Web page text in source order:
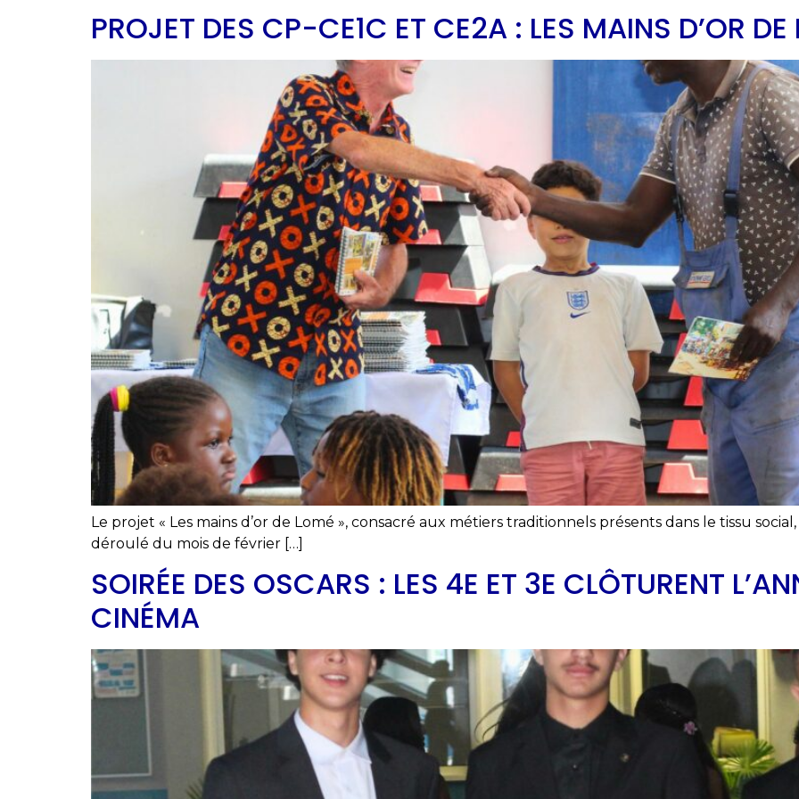
PROJET DES CP-CE1C ET CE2A : LES MAINS D’OR DE
Le projet « Les mains d’or de Lomé », consacré aux métiers traditionnels présents dans le tissu
déroulé du mois de février […]
SOIRÉE DES OSCARS : LES 4E ET 3E CLÔTURENT
CINÉMA